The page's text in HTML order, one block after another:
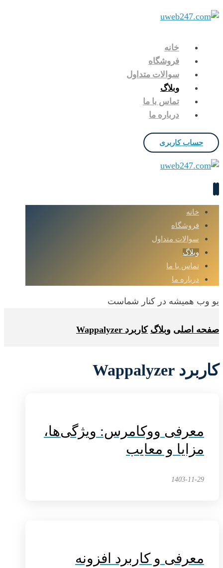
خانه
فروشگاه
سوالات متداول
وبلاگ
تماس با ما
درباره ما
حساب کاربری
خانه
فروشگاه
سوالات متداول
وبلاگ
تماس با ما
درباره ما
یو وب همیشه در کنار شماست
صفحه اصلی وبلاگ کاربرد Wappalyzer
کاربرد Wappalyzer
معرفی ووکامرس: ویژگی‌ها،
مزایا و معایب
1403-11-29
معرفی و کاربرد افزونه